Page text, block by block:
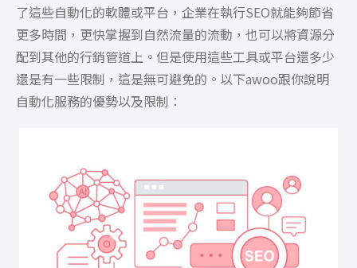
了這些自動化的軟體或平台，企業在執行SEO就能夠節省
更多時間，更快掌握到自然流量的流動，也可以將資源分
配到其他的行銷管道上。但是使用這些工具或平台還多少
還是有一些限制，這是無可避免的。以下awoo跟你說明
自動化服務的優勢以及限制：